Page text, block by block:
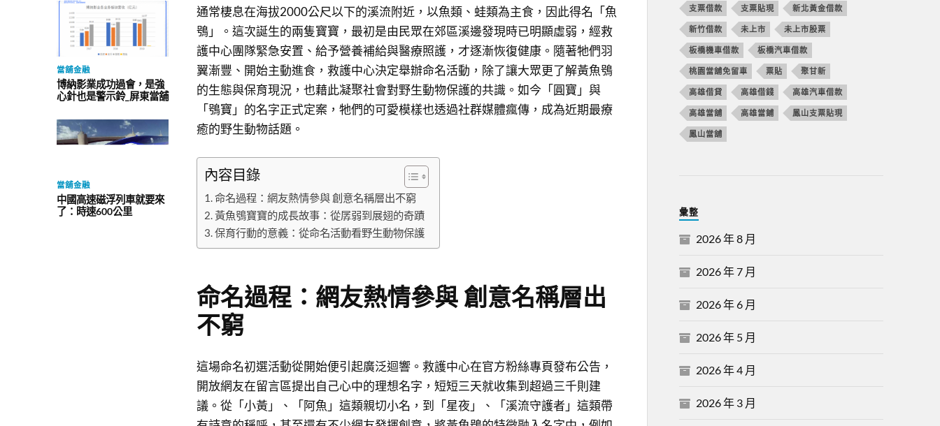
當舖金融
博納影業成功過會，是強
心針也是警示鈴_屏東當舖
當舖金融
中國高速磁浮列車就要來
了：時速600公里
通常棲息在海拔2000公尺以下的溪流附近，以魚類、蛙類為主食，因此得名「魚
鴞」。這次誕生的兩隻寶寶，最初是由民眾在郊區溪邊發現時已明顯虛弱，經救
護中心團隊緊急安置、給予營養補給與醫療照護，才逐漸恢復健康。隨著牠們羽
翼漸豐、開始主動進食，救護中心決定舉辦命名活動，除了讓大眾更了解黃魚鴞
的生態與保育現況，也藉此凝聚社會對野生動物保護的共識。如今「圓寶」與
「鴞寶」的名字正式定案，牠們的可愛模樣也透過社群媒體瘋傳，成為近期最療
癒的野生動物話題。
內容目錄
命名過程：網友熱情參與 創意名稱層出不窮
黃魚鴞寶寶的成長故事：從孱弱到展翅的奇蹟
保育行動的意義：從命名活動看野生動物保護
命名過程：網友熱情參與 創意名稱層出
不窮
這場命名初選活動從開始便引起廣泛迴響。救護中心在官方粉絲專頁發布公告，
開放網友在留言區提出自己心中的理想名字，短短三天就收集到超過三千則建
議。從「小黃」、「阿魚」這類親切小名，到「星夜」、「溪流守護者」這類帶
支票借款 支票貼現 新北黃金借款
新竹借款 未上市 未上市股票
板橋機車借款 板橋汽車借款
桃園當舖免留車 票貼 聚甘新
高雄借貸 高雄借錢 高雄汽車借款
高雄當舖 高雄當鋪 鳳山支票貼現
鳳山當舖
彙整
2026 年 8 月
2026 年 7 月
2026 年 6 月
2026 年 5 月
2026 年 4 月
2026 年 3 月